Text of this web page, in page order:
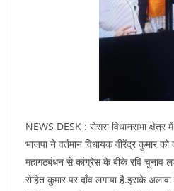
NEWS DESK : रोसरा विधानसभा क्षेत्र
भाजपा ने वर्तमान विधायक वीरेंद्र कुमार को
महागठबंधन से कांग्रेस के बीके रवि चुनाव
रोहित कुमार पर दाँव लगाया है.इसके